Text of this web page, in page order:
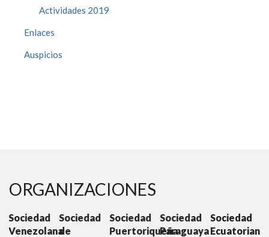
Actividades 2019
Enlaces
Auspicios
ORGANIZACIONES
Sociedad
de
Sociedad
Puertoriqueña
Sociedad
Paraguaya
Sociedad
Ecuatoriana
Sociedad